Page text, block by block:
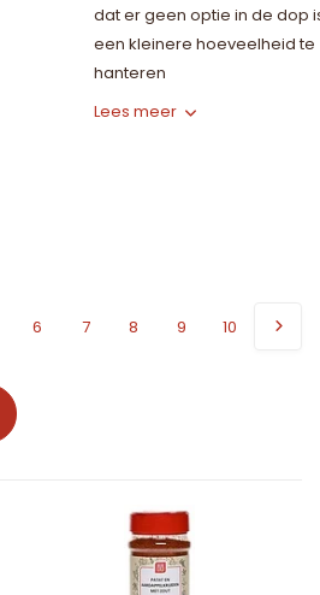
dat er geen optie in de dop
een kleinere hoeveelheid te
hanteren
Lees meer
6 7 8 9 10